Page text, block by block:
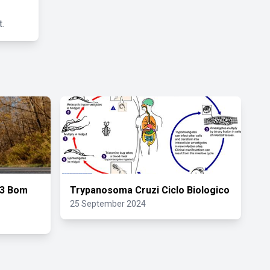
Bom Trypanosoma Cruzi Ciclo Biologico
25 September 2024